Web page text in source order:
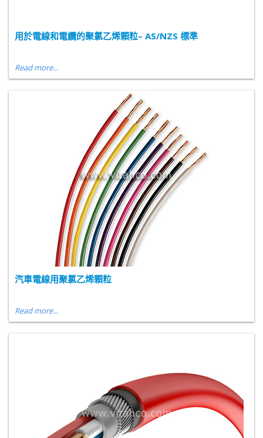
用於電線和電纜的聚氯乙烯顆粒– AS/NZS 標準
Read more...
汽車電線用聚氯乙烯顆粒
Read more...